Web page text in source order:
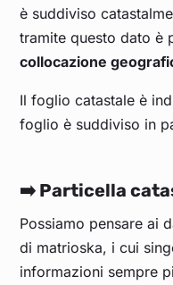
è suddiviso
tramite questo dato è
collocazione
Il foglio catastale è
foglio è suddiviso in
➡️ Particella
Possiamo pensare ai
di matrioska, i cui
informazioni sempre